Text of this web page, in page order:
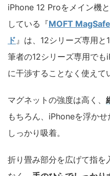
iPhone 12 Proをメイン機
している『MOFT
ド』は、12シリーズ専用と
筆者の12シリーズ専用で
に干渉することなく使えて
マグネットの強度は高く、
もちろん、iPhoneを浮かせ
しっかり吸着。
折り畳み部分を広げて指を